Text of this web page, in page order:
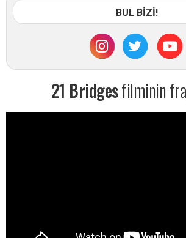
BUL BİZİ!
21 Bridgesfilminin